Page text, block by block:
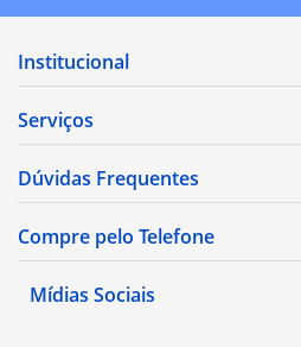
Institucional
Serviços
Dúvidas Frequentes
Compre pelo Telefone
Mídias Sociais